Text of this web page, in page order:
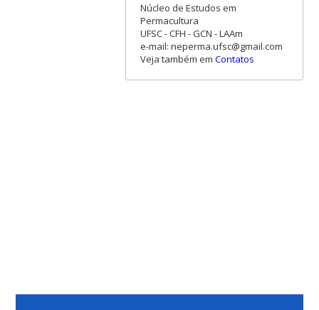
Núcleo de Estudos em
Permacultura
UFSC - CFH - GCN - LAAm
e-mail: neperma.ufsc@gmail.com
Veja também em Contatos